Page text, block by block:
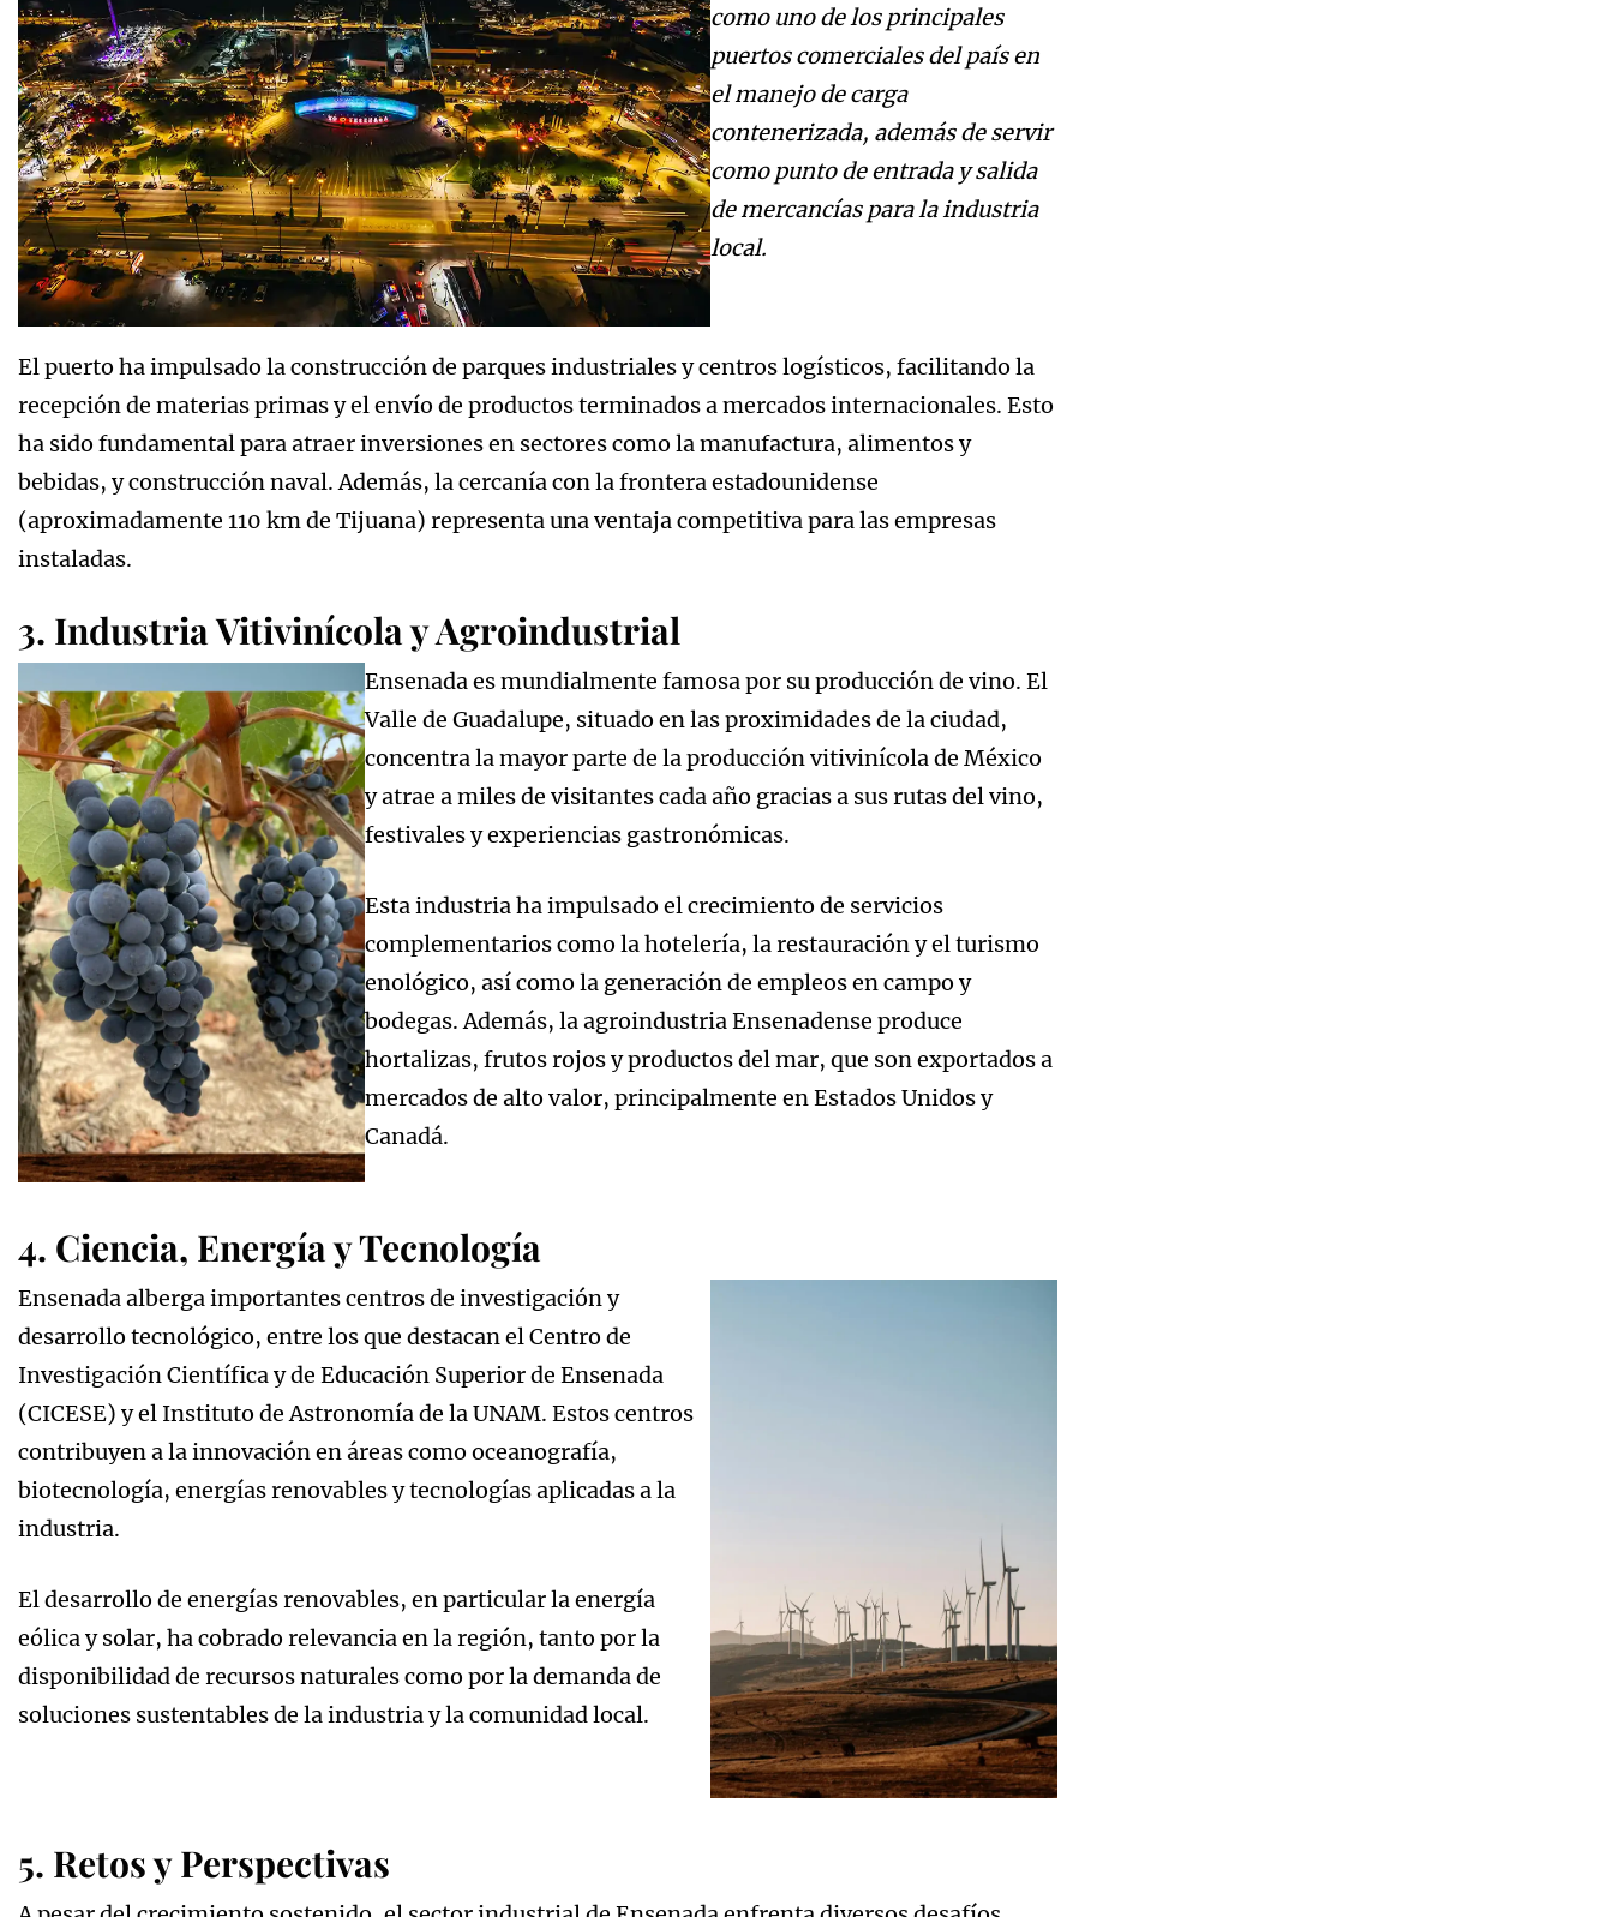
como uno de los principales
puertos comerciales del país en
el manejo de carga
contenerizada, además de servir
como punto de entrada y salida
de mercancías para la industria
local.
El puerto ha impulsado la construcción de parques industriales y centros logísticos, facilitando la
recepción de materias primas y el envío de productos terminados a mercados internacionales. Esto
ha sido fundamental para atraer inversiones en sectores como la manufactura, alimentos y
bebidas, y construcción naval. Además, la cercanía con la frontera estadounidense
(aproximadamente 110 km de Tijuana) representa una ventaja competitiva para las empresas
instaladas.
3. Industria Vitivinícola y Agroindustrial
Ensenada es mundialmente famosa por su producción de vino. El
Valle de Guadalupe, situado en las proximidades de la ciudad,
concentra la mayor parte de la producción vitivinícola de México
y atrae a miles de visitantes cada año gracias a sus rutas del vino,
festivales y experiencias gastronómicas.
Esta industria ha impulsado el crecimiento de servicios
complementarios como la hotelería, la restauración y el turismo
enológico, así como la generación de empleos en campo y
bodegas. Además, la agroindustria Ensenadense produce
hortalizas, frutos rojos y productos del mar, que son exportados a
mercados de alto valor, principalmente en Estados Unidos y
Canadá.
4. Ciencia, Energía y Tecnología
Ensenada alberga importantes centros de investigación y
desarrollo tecnológico, entre los que destacan el Centro de
Investigación Científica y de Educación Superior de Ensenada
(CICESE) y el Instituto de Astronomía de la UNAM. Estos centros
contribuyen a la innovación en áreas como oceanografía,
biotecnología, energías renovables y tecnologías aplicadas a la
industria.
El desarrollo de energías renovables, en particular la energía
eólica y solar, ha cobrado relevancia en la región, tanto por la
disponibilidad de recursos naturales como por la demanda de
soluciones sustentables de la industria y la comunidad local.
5. Retos y Perspectivas